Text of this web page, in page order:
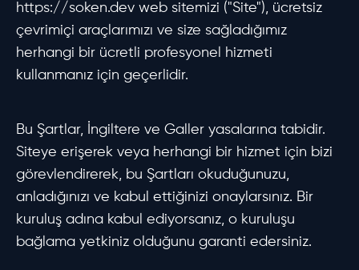
https://soken.dev web sitemizi ("Site"), ücretsiz
çevrimiçi araçlarımızı ve size sağladığımız
herhangi bir ücretli profesyonel hizmeti
kullanmanız için geçerlidir.
Bu Şartlar, İngiltere ve Galler yasalarına tabidir.
Siteye erişerek veya herhangi bir hizmet için bizi
görevlendirerek, bu Şartları okuduğunuzu,
anladığınızı ve kabul ettiğinizi onaylarsınız. Bir
kuruluş adına kabul ediyorsanız, o kuruluşu
bağlama yetkiniz olduğunu garanti edersiniz.